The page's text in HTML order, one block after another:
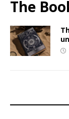
The